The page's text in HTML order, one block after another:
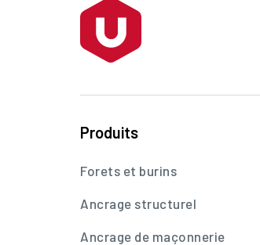
Produits
Forets et burins
Ancrage structurel
Ancrage de maçonnerie